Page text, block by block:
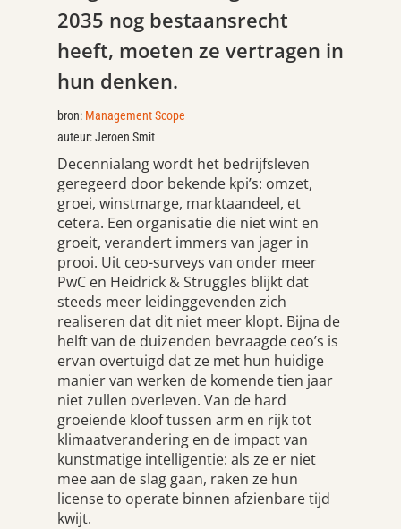
2035 nog bestaansrecht
heeft, moeten ze vertragen in
hun denken.
bron: Management Scope
auteur: Jeroen Smit
Decennialang wordt het bedrijfsleven
geregeerd door bekende kpi’s: omzet,
groei, winstmarge, marktaandeel, et
cetera. Een organisatie die niet wint en
groeit, verandert immers van jager in
prooi. Uit ceo-surveys van onder meer
PwC en Heidrick & Struggles blijkt dat
steeds meer leidinggevenden zich
realiseren dat dit niet meer klopt. Bijna de
helft van de duizenden bevraagde ceo’s is
ervan overtuigd dat ze met hun huidige
manier van werken de komende tien jaar
niet zullen overleven. Van de hard
groeiende kloof tussen arm en rijk tot
klimaatverandering en de impact van
kunstmatige intelligentie: als ze er niet
mee aan de slag gaan, raken ze hun
license to operate binnen afzienbare tijd
kwijt.